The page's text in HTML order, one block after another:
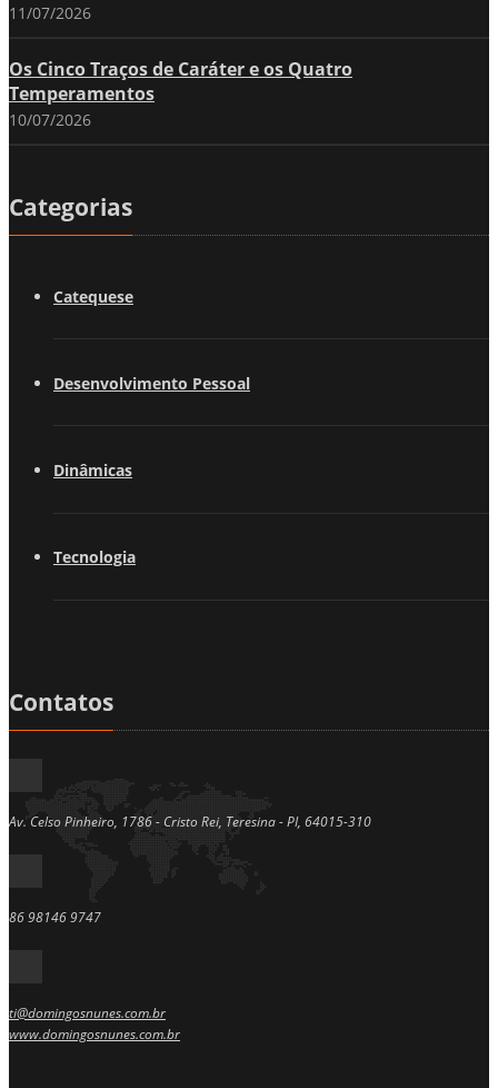
11/07/2026
Os Cinco Traços de Caráter e os Quatro
Temperamentos
10/07/2026
Categorias
Catequese
Desenvolvimento Pessoal
Dinâmicas
Tecnologia
Contatos
Av. Celso Pinheiro, 1786 - Cristo Rei, Teresina - PI, 64015-310
86 98146 9747
ti@domingosnunes.com.br
www.domingosnunes.com.br